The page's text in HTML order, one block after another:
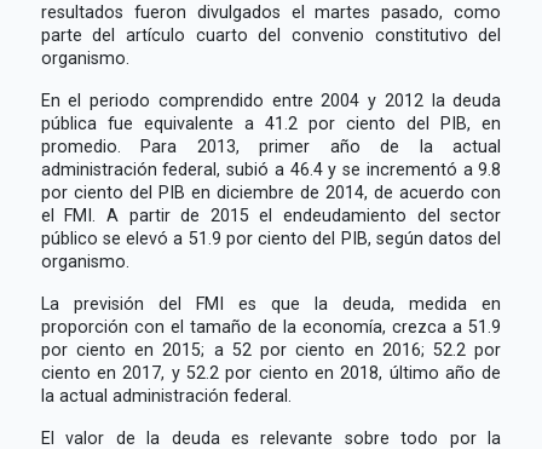
resultados fueron divulgados el martes pasado, como
parte del artículo cuarto del convenio constitutivo del
organismo.
En el periodo comprendido entre 2004 y 2012 la deuda
pública fue equivalente a 41.2 por ciento del PIB, en
promedio. Para 2013, primer año de la actual
administración federal, subió a 46.4 y se incrementó a 9.8
por ciento del PIB en diciembre de 2014, de acuerdo con
el FMI. A partir de 2015 el endeudamiento del sector
público se elevó a 51.9 por ciento del PIB, según datos del
organismo.
La previsión del FMI es que la deuda, medida en
proporción con el tamaño de la economía, crezca a 51.9
por ciento en 2015; a 52 por ciento en 2016; 52.2 por
ciento en 2017, y 52.2 por ciento en 2018, último año de
la actual administración federal.
El valor de la deuda es relevante sobre todo por la